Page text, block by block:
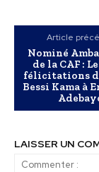
Article
Nominé
de la CAF :
félicitations
Bessi Kama à
LAISSER UN